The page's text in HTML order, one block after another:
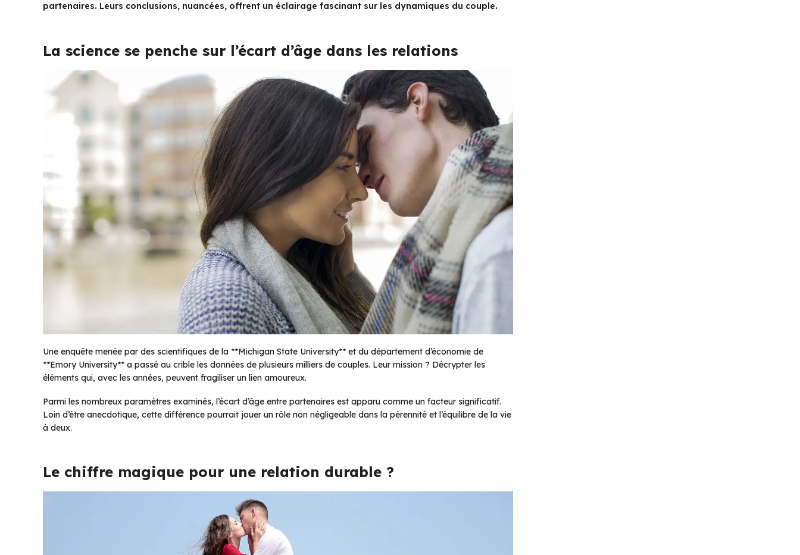
partenaires. Leurs conclusions, nuancées, offrent un éclairage fascinant sur les dynamiques du couple.
La science se penche sur l’écart d’âge dans les relations
Une enquête menée par des scientifiques de la **Michigan State University** et du département d’économie de
**Emory University** a passé au crible les données de plusieurs milliers de couples. Leur mission ? Décrypter les
éléments qui, avec les années, peuvent fragiliser un lien amoureux.
Parmi les nombreux paramètres examinés, l’écart d’âge entre partenaires est apparu comme un facteur significatif.
Loin d’être anecdotique, cette différence pourrait jouer un rôle non négligeable dans la pérennité et l’équilibre de la vie
à deux.
Le chiffre magique pour une relation durable ?